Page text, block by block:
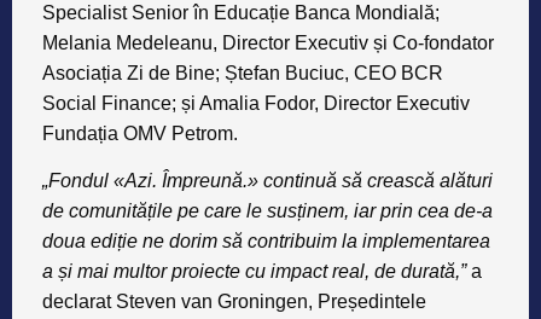
Specialist Senior în Educație Banca Mondială;
Melania Medeleanu, Director Executiv și Co-fondator
Asociația Zi de Bine; Ștefan Buciuc, CEO BCR
Social Finance; și Amalia Fodor, Director Executiv
Fundația OMV Petrom.
„Fondul «Azi. Împreună.» continuă să crească alături
de comunitățile pe care le susținem, iar prin cea de-a
doua ediție ne dorim să contribuim la implementarea
a și mai multor proiecte cu impact real, de durată,”a
declarat Steven van Groningen, Președintele